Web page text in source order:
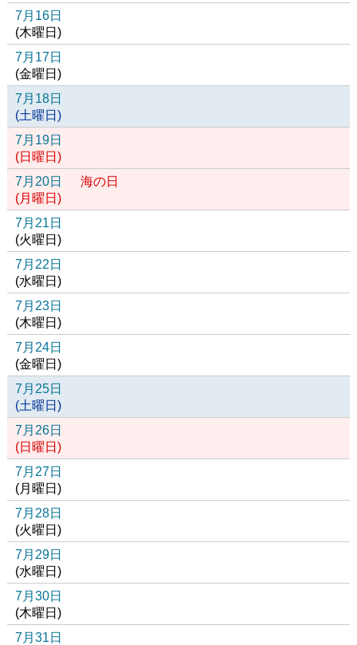
7月16日
(木曜日 )
7月17日
(金曜日 )
7月18日
(土曜日 )
7月19日
(日 曜日 )
7月20日
(月 曜日 )
海の日
7月21日
(火曜日 )
7月22日
(水曜日 )
7月23日
(木曜日 )
7月24日
(金曜日 )
7月25日
(土曜日 )
7月26日
(日 曜日 )
7月27日
(月 曜日 )
7月28日
(火曜日 )
7月29日
(水曜日 )
7月30日
(木曜日 )
7月31日